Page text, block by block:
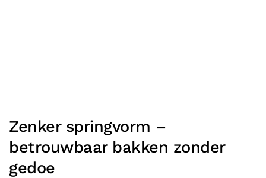
Zenker springvorm –
betrouwbaar bakken zonder
gedoe